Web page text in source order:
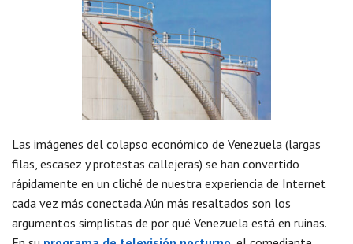
Las imágenes del colapso económico de Venezuela (largas
filas, escasez y protestas callejeras) se han convertido
rápidamente en un cliché de nuestra experiencia de Internet
cada vez más conectada.Aún más resaltados son los
argumentos simplistas de por qué Venezuela está en ruinas.